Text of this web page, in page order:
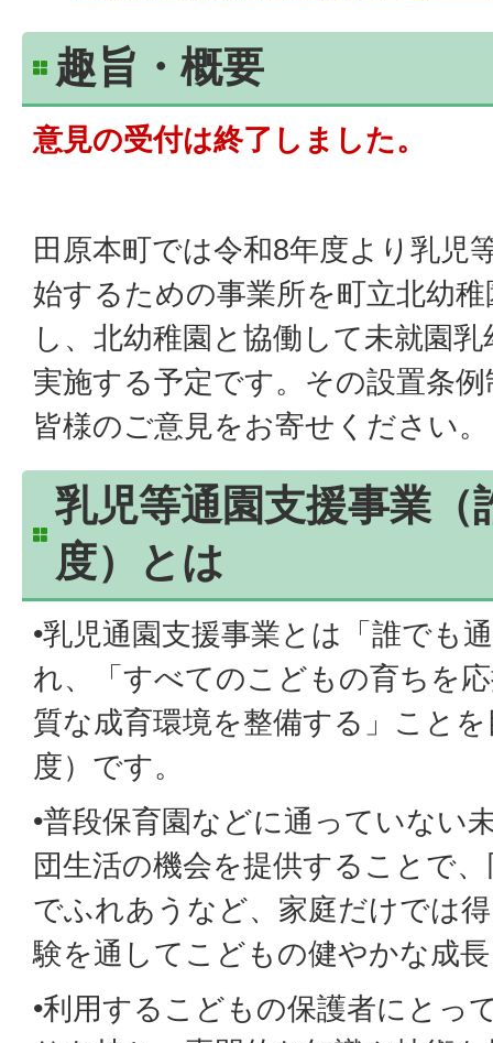
趣旨・概要
意見の受付は終了しました。
田原本町では令和8年度より乳児
始するための事業所を町立北幼
し、北幼稚園と協働して未就園
実施する予定です。その設置条
皆様のご意見をお寄せください。
乳児等通園支援事業（
度）とは
•乳児通園支援事業とは「誰でも
れ、「すべてのこどもの育ちを
質な成育環境を整備する」こと
度）です。
•普段保育園などに通っていない
団生活の機会を提供することで
でふれあうなど、家庭だけでは
験を通してこどもの健やかな成
•利用するこどもの保護者にとっ